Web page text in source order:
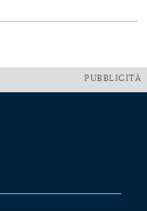
PUBBLICITÀ